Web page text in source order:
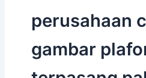
perusahaan
gambar